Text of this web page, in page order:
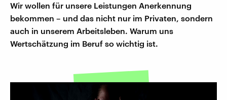
Wir wollen für unsere Leistungen Anerkennung
bekommen – und das nicht nur im Privaten, sondern
auch in unserem Arbeitsleben. Warum uns
Wertschätzung im Beruf so wichtig ist.